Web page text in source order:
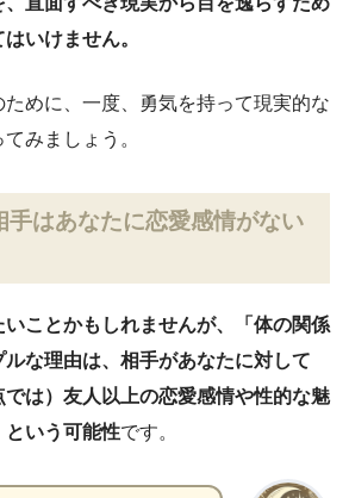
いけません。
めに、一度、勇気を持って現実的な
みましょう。
はあなたに恋愛感情がない
ことかもしれませんが、「体の関係
な理由は、相手があなたに対して
では）友人以上の恋愛感情や性的な魅
という可能性です。